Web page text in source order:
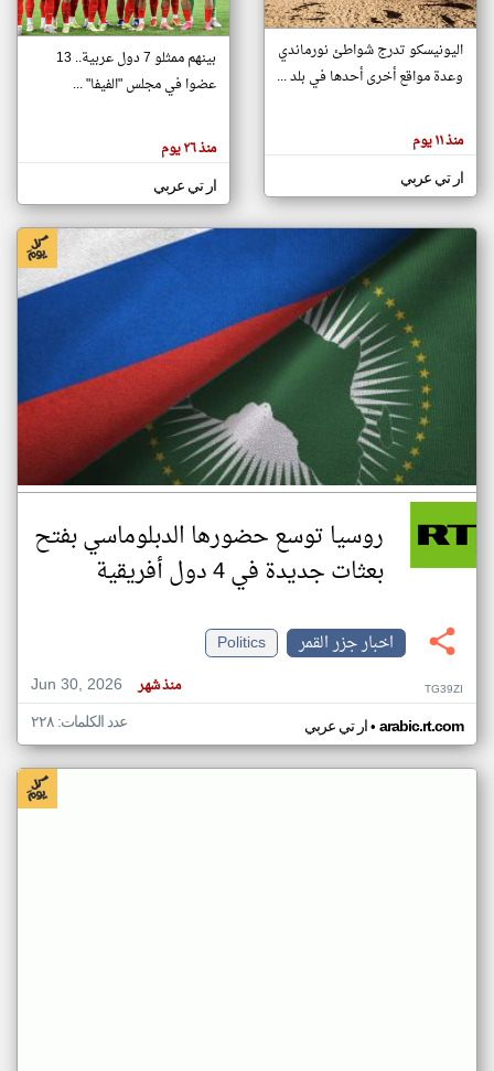
تغيير الدولة
اخبار جزر القمر على مدار الساعة
أهم اخبار جزر القمر العاجلة والمباشرة
هنا عن
وجهة
كاتبيها.
اليونيسكو تدرج شواطئ نورماندي
وعدة مواقع أخرى أحدها في بلد ...
منذ ١١ يوم
ار تي عربي
بينهم ممثلو 7 دول عربية.. 13
عضوا في مجلس "الفيفا" ...
منذ ٢٦ يوم
ار تي عربي
روسيا توسع حضورها الدبلوماسي بفتح
بعثات جديدة في 4 دول أفريقية
اخبار جزر القمر
Politics
Jun 30, 2026
منذ شهر TG39ZI
ار تي عربي• arabic.rt.com عدد الكلمات: ٢٢٨
klyoum.com